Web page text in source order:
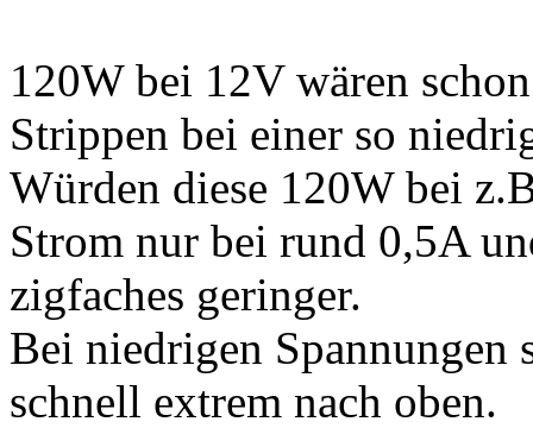
120W bei 12V wären
Strippen bei einer so
Würden diese 120W bei
Strom nur bei rund 0,5A
zigfaches geringer.
Bei niedrigen Spannungen
schnell extrem nach oben.